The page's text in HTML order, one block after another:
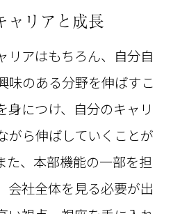
ャリアと成長
リアはもちろん、自分自
味のある分野を伸ばすこ
身につけ、自分のキャリ
がら伸ばしていくことが
た、本部機能の一部を担
会社全体を見る必要が出